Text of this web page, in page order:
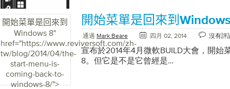
開始菜單是回來到
Windows 8"
href="https://www.reviversoft.com/zh-
tw/blog/2014/04/the-
start-menu-is-
coming-back-to-
windows-8/">
開始菜單是回來到
通過 Mark Beare 四月 02, 2014 沒有評
宣布於2014年4月微軟BUILD大會，開始
8。但它是不是它曾經是…